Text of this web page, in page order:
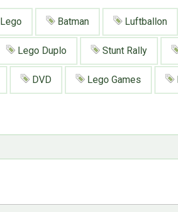
Lego Batman Luftballon
Lego Duplo Stunt Rally
DVD Lego Games